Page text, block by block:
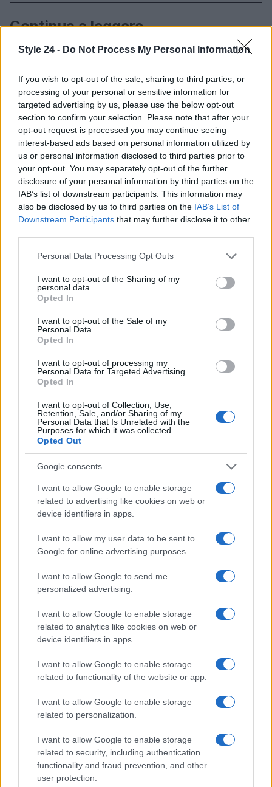
Style 24 - Do Not Process My Personal Information
If you wish to opt-out of the sale, sharing to third parties, or
processing of your personal or sensitive information for
targeted advertising by us, please use the below opt-out
section to confirm your selection. Please note that after your
opt-out request is processed you may continue seeing
interest-based ads based on personal information utilized by
us or personal information disclosed to third parties prior to
your opt-out. You may separately opt-out of the further
disclosure of your personal information by third parties on the
IAB’s list of downstream participants. This information may
also be disclosed by us to third parties on the IAB’s List of
Downstream Participants that may further disclose it to other
Please note that this website/app uses one or more Google
not limited to your visit or usage behaviour. You may click to
grant or deny consent to Google and its third-party tags to
use your data for below specified purposes in below Google
consent section.
Personal Data Processing Opt Outs
I want to opt-out of the Sharing of my
personal data.
Opted In
I want to opt-out of the Sale of my
Personal Data.
Opted In
I want to opt-out of processing my
Personal Data for Targeted Advertising.
Opted In
I want to opt-out of Collection, Use,
Retention, Sale, and/or Sharing of my
Personal Data that Is Unrelated with the
Purposes for which it was collected.
Opted Out
Google consents
I want to allow Google to enable storage
related to advertising like cookies on web or
device identifiers in apps.
I want to allow my user data to be sent to
Google for online advertising purposes.
I want to allow Google to send me
personalized advertising.
I want to allow Google to enable storage
related to analytics like cookies on web or
device identifiers in apps.
I want to allow Google to enable storage
related to functionality of the website or app.
I want to allow Google to enable storage
related to personalization.
I want to allow Google to enable storage
related to security, including authentication
functionality and fraud prevention, and other
user protection.
Continua a leggere
BELLEZZA
Scopri come l’imperfezione può essere la vera
essenza della bellezza
Camilla Fiore · 6 Ago 2026
BELLEZZA
Guida al biondo da supermodel: nuance, balayage e
Cristian Castiglioni · 6 Ago 2026
BELLEZZA
Capsule di profumi retrò rivisitati: metodo e layering
Sognare una bara è presagio di morte?